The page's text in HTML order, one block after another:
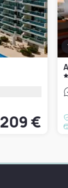
209 €